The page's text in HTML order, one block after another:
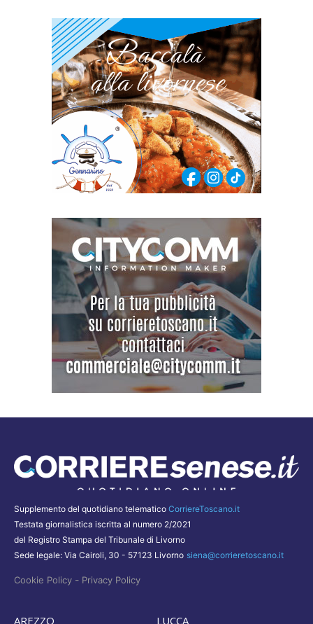
Supplemento del quotidiano telematico CorriereToscano.it
Testata giornalistica iscritta al numero 2/2021
del Registro Stampa del Tribunale di Livorno
Sede legale: Via Cairoli, 30 - 57123 Livorno siena@corrieretoscano.it
Cookie Policy - Privacy Policy
AREZZO LUCCA